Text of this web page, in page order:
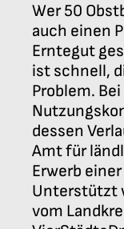
Wer 50
auch einen
Erntegut
ist schnell,
Problem.
dessen
Amt für
Erwerb
Unterstützt
vom